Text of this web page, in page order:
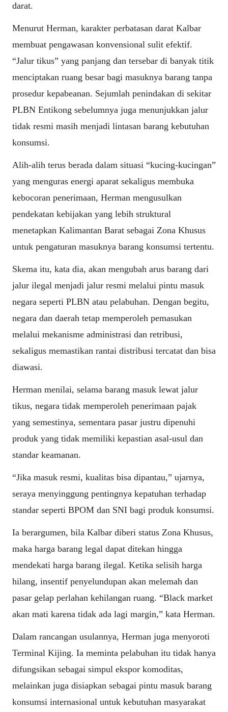
darat.
Menurut Herman, karakter perbatasan darat Kalbar
membuat pengawasan konvensional sulit efektif.
“Jalur tikus” yang panjang dan tersebar di banyak titik
menciptakan ruang besar bagi masuknya barang tanpa
prosedur kepabeanan. Sejumlah penindakan di sekitar
PLBN Entikong sebelumnya juga menunjukkan jalur
tidak resmi masih menjadi lintasan barang kebutuhan
konsumsi.
Alih-alih terus berada dalam situasi “kucing-kucingan”
yang menguras energi aparat sekaligus membuka
kebocoran penerimaan, Herman mengusulkan
pendekatan kebijakan yang lebih struktural
menetapkan Kalimantan Barat sebagai Zona Khusus
untuk pengaturan masuknya barang konsumsi tertentu.
Skema itu, kata dia, akan mengubah arus barang dari
jalur ilegal menjadi jalur resmi melalui pintu masuk
negara seperti PLBN atau pelabuhan. Dengan begitu,
negara dan daerah tetap memperoleh pemasukan
melalui mekanisme administrasi dan retribusi,
sekaligus memastikan rantai distribusi tercatat dan bisa
diawasi.
Herman menilai, selama barang masuk lewat jalur
tikus, negara tidak memperoleh penerimaan pajak
yang semestinya, sementara pasar justru dipenuhi
produk yang tidak memiliki kepastian asal-usul dan
standar keamanan.
“Jika masuk resmi, kualitas bisa dipantau,” ujarnya,
seraya menyinggung pentingnya kepatuhan terhadap
standar seperti BPOM dan SNI bagi produk konsumsi.
Ia berargumen, bila Kalbar diberi status Zona Khusus,
maka harga barang legal dapat ditekan hingga
mendekati harga barang ilegal. Ketika selisih harga
hilang, insentif penyelundupan akan melemah dan
pasar gelap perlahan kehilangan ruang. “Black market
akan mati karena tidak ada lagi margin,” kata Herman.
Dalam rancangan usulannya, Herman juga menyoroti
Terminal Kijing. Ia meminta pelabuhan itu tidak hanya
difungsikan sebagai simpul ekspor komoditas,
melainkan juga disiapkan sebagai pintu masuk barang
konsumsi internasional untuk kebutuhan masyarakat